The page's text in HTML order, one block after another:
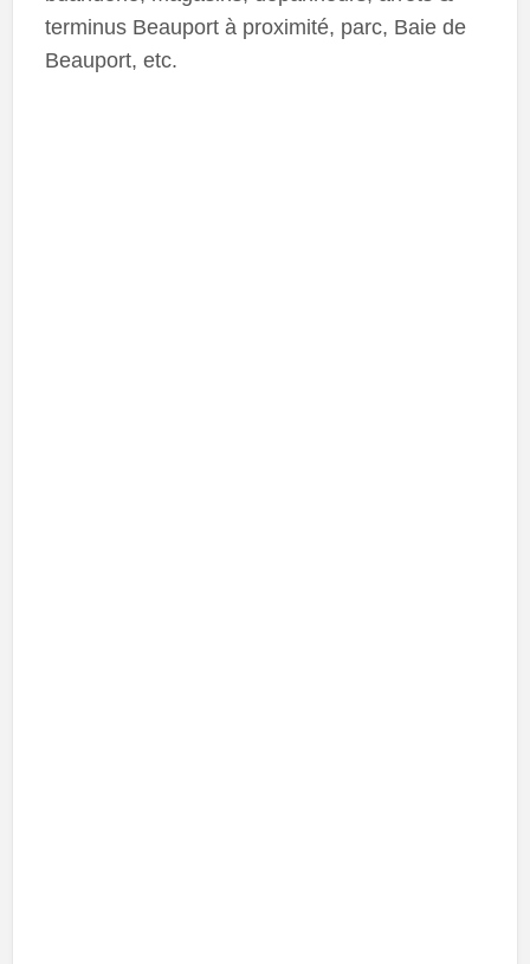
terminus Beauport à proximité, parc, Baie de
Beauport, etc.